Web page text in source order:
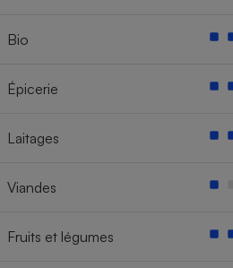
Bio
Épicerie
Laitages
Viandes
Fruits et légumes